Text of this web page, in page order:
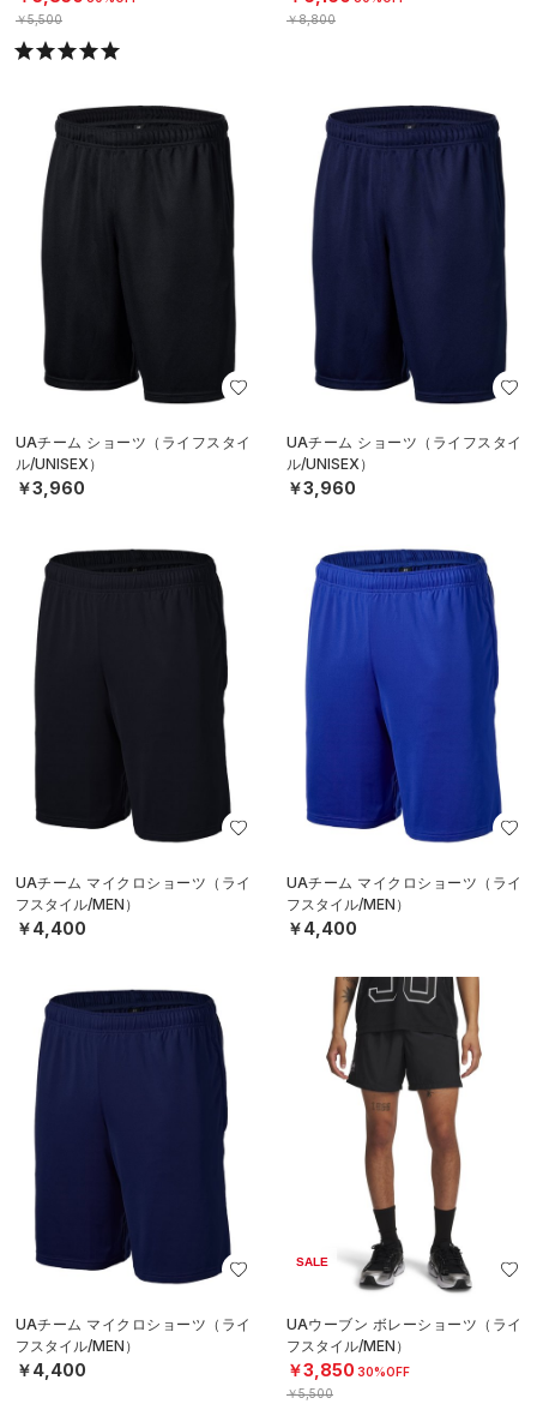
￥5,500
￥8,800
UAチーム ショーツ（ライフスタイ
ル/UNISEX）
￥3,960
UAチーム ショーツ（ライフスタイ
ル/UNISEX）
￥3,960
UAチーム マイクロショーツ（ライ
フスタイル/MEN）
￥4,400
UAチーム マイクロショーツ（ライ
フスタイル/MEN）
￥4,400
UAチーム マイクロショーツ（ライ
フスタイル/MEN）
￥4,400
SALE
UAウーブン ボレーショーツ（ライ
フスタイル/MEN）
￥3,850 30%OFF
￥5,500